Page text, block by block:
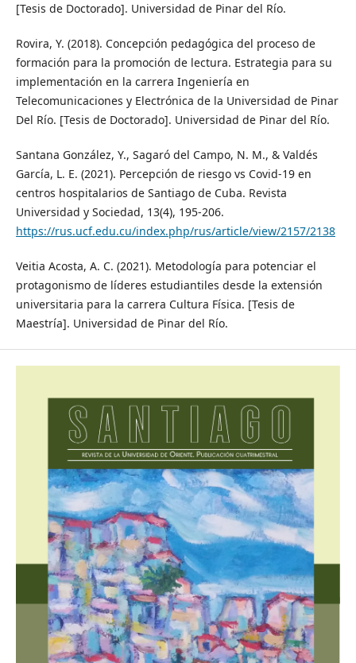
[Tesis de Doctorado]. Universidad de Pinar del Río.
Rovira, Y. (2018). Concepción pedagógica del proceso de
formación para la promoción de lectura. Estrategia para su
implementación en la carrera Ingeniería en
Telecomunicaciones y Electrónica de la Universidad de Pinar
Del Río. [Tesis de Doctorado]. Universidad de Pinar del Río.
Santana González, Y., Sagaró del Campo, N. M., & Valdés
García, L. E. (2021). Percepción de riesgo vs Covid-19 en
centros hospitalarios de Santiago de Cuba. Revista
Universidad y Sociedad, 13(4), 195-206.
https://rus.ucf.edu.cu/index.php/rus/article/view/2157/2138
Veitia Acosta, A. C. (2021). Metodología para potenciar el
protagonismo de líderes estudiantiles desde la extensión
universitaria para la carrera Cultura Física. [Tesis de
Maestría]. Universidad de Pinar del Río.